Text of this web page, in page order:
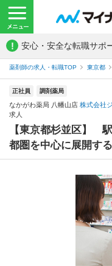
! 安心・安全な転職サポ
薬剤師の求人・転職TOP 東京都
正社員 調剤薬局
なかがわ薬局 八幡山店 株式会社
求人
【東京都杉並区】
都圏を中心に展開す